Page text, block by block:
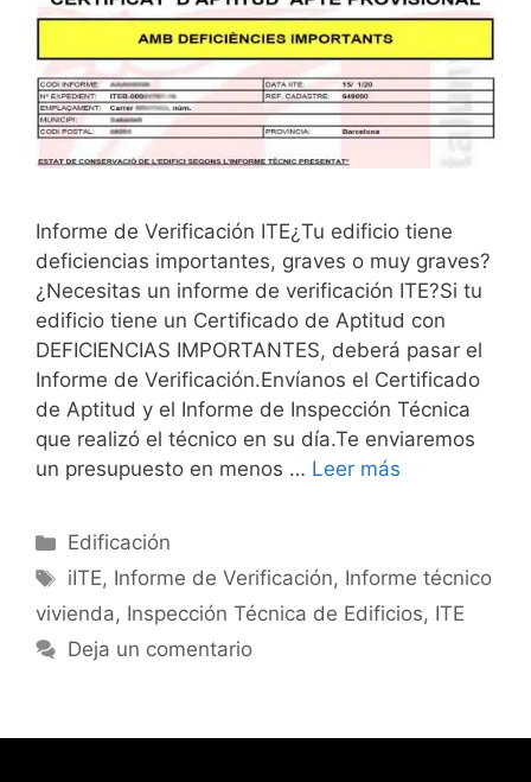
Informe de Verificación ITE¿Tu edificio tiene
deficiencias importantes, graves o muy graves?
¿Necesitas un informe de verificación ITE?Si tu
edificio tiene un Certificado de Aptitud con
DEFICIENCIAS IMPORTANTES, deberá pasar el
Informe de Verificación.Envíanos el Certificado
de Aptitud y el Informe de Inspección Técnica
que realizó el técnico en su día.Te enviaremos
un presupuesto en menos … Leer más
Categorías
Edificación
Etiquetas
iITE, Informe de Verificación, Informe técnico
vivienda, Inspección Técnica de Edificios, ITE
Deja un comentario